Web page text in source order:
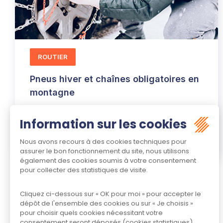
Pneus hiver et chaînes obligatoires en
montagne
ROUTIER